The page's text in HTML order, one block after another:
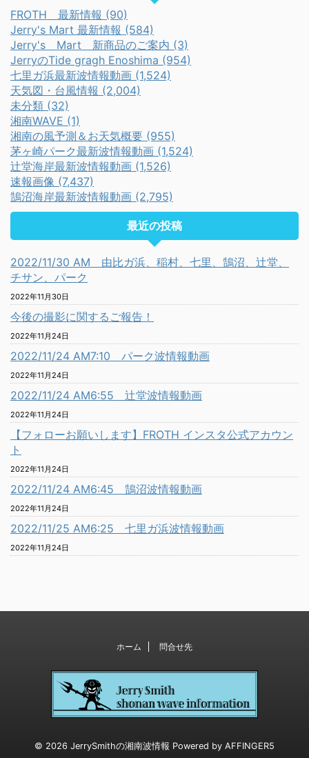
FROTH 最新情報 (90)
Jerry's Mart 最新情報 (584)
Jerry's Mart 新商品のご案内 (3)
JerryのTide gragh Enoshima (954)
七里ガ浜最新波情報動画 (1,524)
天気図・台風情報 (2,004)
未分類 (32)
湘南WAVE (1)
湘南の風予測＆お天気概要 (955)
茅ヶ崎パーク最新波情報動画 (1,524)
辻堂海岸最新波情報動画 (1,526)
速報画像 (7,437)
鵠沼海岸最新波情報動画 (2,795)
最近の投稿
2022/11/30 AM 由比ガ浜、稲村、七里、鵠沼、辻堂、
チサン、パーク
2022年11月30日
今後の撮影に関するご報告！
2022年11月24日
2022/11/24 AM7:10 パーク波情報動画
2022年11月24日
2022/11/24 AM6:55 辻堂波情報動画
2022年11月24日
【フォローお願いします】FROTH インスタ公式アカウン
ト
2022年11月24日
2022/11/24 AM6:45 鵠沼波情報動画
2022年11月24日
2022/11/25 AM6:25 七里ガ浜波情報動画
2022年11月24日
ホーム 問合せ先
© 2026 JerrySmithの湘南波情報 Powered by AFFINGER5